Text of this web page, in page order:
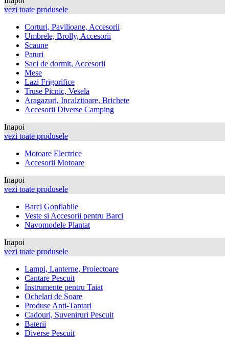
vezi toate produsele
Corturi, Pavilioane, Accesorii
Umbrele, Brolly, Accesorii
Scaune
Paturi
Saci de dormit, Accesorii
Mese
Lazi Frigorifice
Truse Picnic, Vesela
Aragazuri, Incalzitoare, Brichete
Accesorii Diverse Camping
Inapoi
vezi toate produsele
Motoare Electrice
Accesorii Motoare
Inapoi
vezi toate produsele
Barci Gonflabile
Veste si Accesorii pentru Barci
Navomodele Plantat
Inapoi
vezi toate produsele
Lampi, Lanterne, Proiectoare
Cantare Pescuit
Instrumente pentru Taiat
Ochelari de Soare
Produse Anti-Tantari
Cadouri, Suveniruri Pescuit
Baterii
Diverse Pescuit